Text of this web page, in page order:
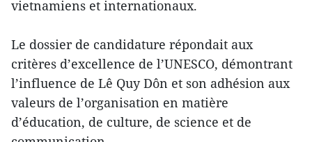
vietnamiens et internationaux.
Le dossier de candidature répondait aux
critères d’excellence de l’UNESCO, démontrant
l’influence de Lê Quy Dôn et son adhésion aux
valeurs de l’organisation en matière
d’éducation, de culture, de science et de